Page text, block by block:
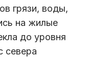
грязи, воды,
на жилые
до уровня
севера